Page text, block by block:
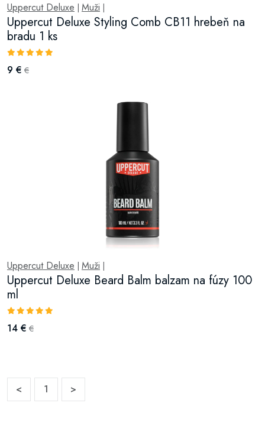
Uppercut Deluxe Muži
Uppercut Deluxe Styling Comb CB11 hrebeň na
bradu 1 ks
9 € €
Uppercut Deluxe Muži
Uppercut Deluxe Beard Balm balzam na fúzy 100
ml
14 € €
< 1 >